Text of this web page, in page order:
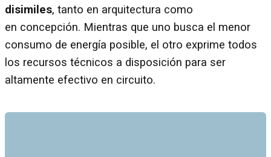
disimiles, tanto en arquitectura como
en concepción. Mientras que uno busca el menor
consumo de energía posible, el otro exprime todos
los recursos técnicos a disposición para ser
altamente efectivo en circuito.